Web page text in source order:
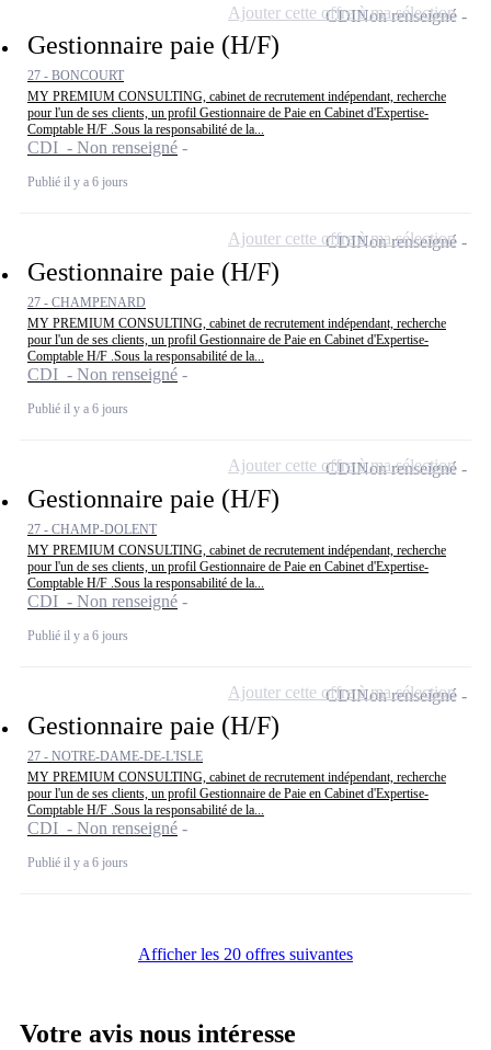
Gestionnaire paie (H/F)
27 - BONCOURT
MY PREMIUM CONSULTING, cabinet de recrutement indépendant, recherche
pour l'un de ses clients, un profil Gestionnaire de Paie en Cabinet d'Expertise-
Comptable H/F .Sous la responsabilité de la...
CDI - Non renseigné
Publié il y a 6 jours
CDINon renseigné
Ajouter cette offre à ma sélection
Gestionnaire paie (H/F)
27 - CHAMPENARD
MY PREMIUM CONSULTING, cabinet de recrutement indépendant, recherche
pour l'un de ses clients, un profil Gestionnaire de Paie en Cabinet d'Expertise-
Comptable H/F .Sous la responsabilité de la...
CDI - Non renseigné
Publié il y a 6 jours
CDINon renseigné
Ajouter cette offre à ma sélection
Gestionnaire paie (H/F)
27 - CHAMP-DOLENT
MY PREMIUM CONSULTING, cabinet de recrutement indépendant, recherche
pour l'un de ses clients, un profil Gestionnaire de Paie en Cabinet d'Expertise-
Comptable H/F .Sous la responsabilité de la...
CDI - Non renseigné
Publié il y a 6 jours
CDINon renseigné
Ajouter cette offre à ma sélection
Gestionnaire paie (H/F)
27 - NOTRE-DAME-DE-L'ISLE
MY PREMIUM CONSULTING, cabinet de recrutement indépendant, recherche
pour l'un de ses clients, un profil Gestionnaire de Paie en Cabinet d'Expertise-
Comptable H/F .Sous la responsabilité de la...
CDI - Non renseigné
Publié il y a 6 jours
CDINon renseigné
Ajouter cette offre à ma sélection
Afficher les 20 offres suivantes
Votre avis nous intéresse